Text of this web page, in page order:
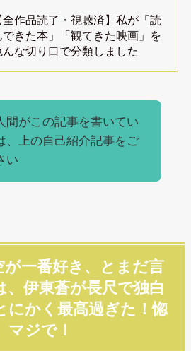
全作品読了・視聴済】私が「読
できた本」「観てきた映画」を
んな切り口で分類しました
間がこの記事を書いてい
、上の自己紹介記事をご
い
が一番好き、とまだ言
、伊東蒼が長尺で独白
にかく最高過ぎた！惚
マジで！